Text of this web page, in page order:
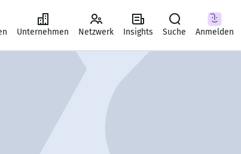
Unternehmen Netzwerk Insights Suche Anmelden